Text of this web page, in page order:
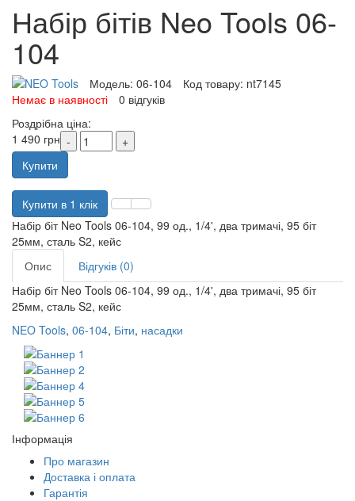
Набір бітів Neo Tools 06-
104
Модель: 06-104 Код товару: nt7145
Немає в наявності
0 відгуків
Роздрібна ціна:
1 490 грн
Купити
Купити в 1 клік
Набір біт Neo Tools 06-104, 99 од., 1/4', два тримачі, 95 біт
25мм, сталь S2, кейс
Опис
Відгуків (0)
Набір біт Neo Tools 06-104, 99 од., 1/4', два тримачі, 95 біт
25мм, сталь S2, кейс
NEO Tools, 06-104, Біти, насадки
Інформація
Про магазин
Доставка і оплата
Гарантія